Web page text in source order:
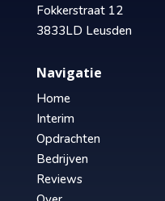
Fokkerstraat 12
3833LD Leusden
Navigatie
Home
Interim
Opdrachten
Bedrijven
Reviews